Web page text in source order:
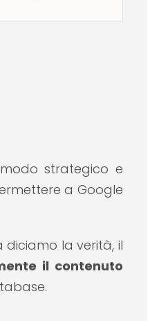
strategico e
a Google
diciamo la verità, il
il contenuto